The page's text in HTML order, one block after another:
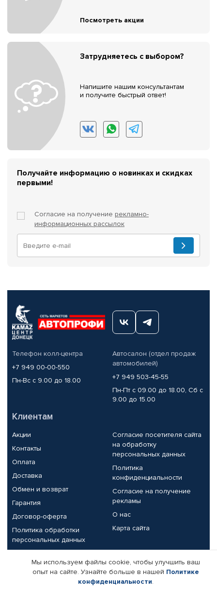
Посмотреть акции
Затрудняетесь с выбором?
Напишите нашим консультантам
и получите быстрый ответ!
Получайте информацию о новинках и скидках
первыми!
Согласие на получение рекламно-
информационных рассылок
Телефон колл-центра
+7 949 00-00-550
Пн-Вс с 9.00 до 18.00
Автосалон (отдел продаж
автомобилей)
+7 949 503-45-55
Пн-Пт с 09.00 до 18.00, Сб с
9.00 до 15.00
Клиентам
Акции
Контакты
Оплата
Доставка
Обмен и возврат
Гарантия
Договор-оферта
Политика обработки
персональных данных
Согласие посетителя сайта
на обработку
персональных данных
Политика
конфиденциальности
Согласие на получение
рекламы
О нас
Карта сайта
Партнерам
Корпоративным клиентам
Реквизиты компании
Мы используем файлы cookie, чтобы улучшить ваш
опыт на сайте. Узнайте больше в нашей Политике
конфиденциальности.